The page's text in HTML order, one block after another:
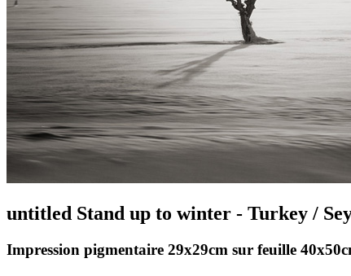
untitled Stand up to winter - Turkey /
Impression pigmentaire 29x29cm sur feuille